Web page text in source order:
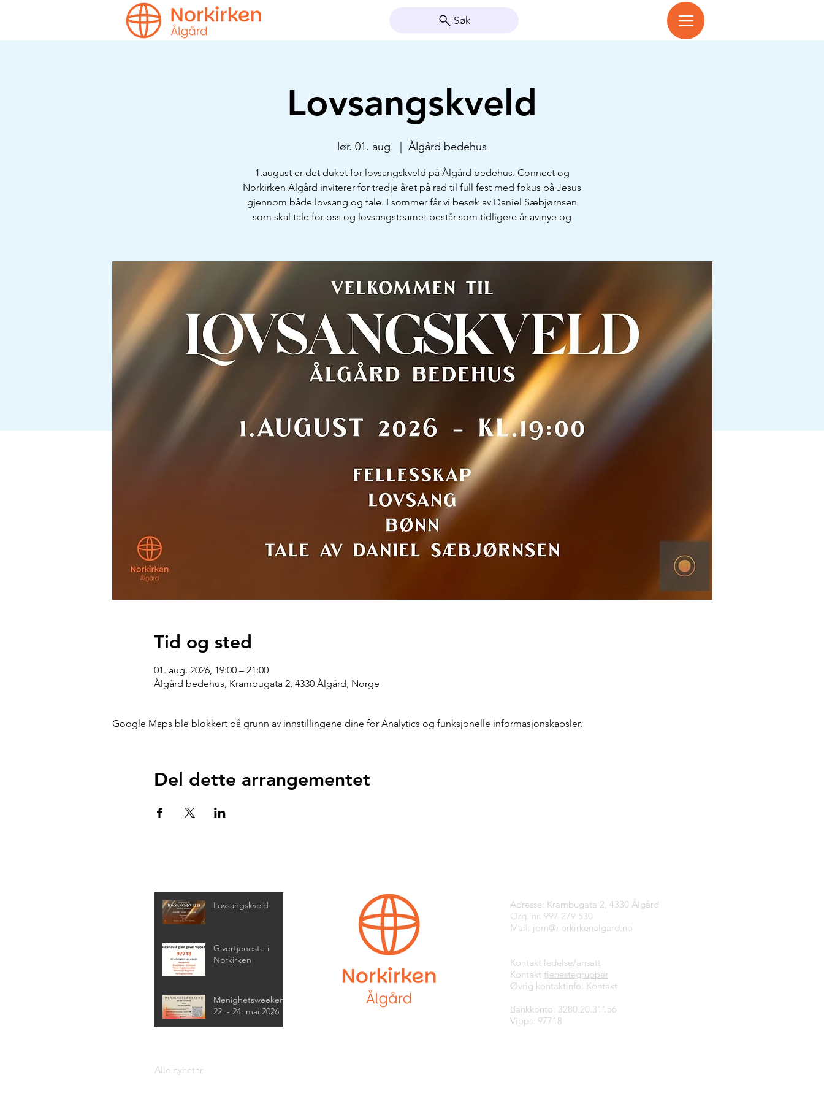
Søk
Lovsangskveld
lør. 01. aug. Ålgård bedehus
1.august er det duket for lovsangskveld på Ålgård bedehus. Connect og
Norkirken Ålgård inviterer for tredje året på rad til full fest med fokus på Jesus
gjennom både lovsang og tale. I sommer får vi besøk av Daniel Sæbjørnsen
som skal tale for oss og lovsangsteamet består som tidligere år av nye og
Tid og sted
01. aug. 2026, 19:00 – 21:00
Ålgård bedehus, Krambugata 2, 4330 Ålgård, Norge
Google Maps ble blokkert på grunn av innstillingene dine for Analytics og funksjonelle informasjonskapsler.
Del dette arrangementet
Lovsangskveld
Givertjeneste i
Norkirken
Menighetsweekend
22. - 24. mai 2026
Adresse: Krambugata 2, 4330 Ålgård
Org. nr. 997 279 530
Mail: jorn@norkirkenalgard.no
Kontakt ledelse/ansatt
Kontakt tjenestegrupper
Øvrig kontaktinfo: Kontakt
Bankkonto: 3280.20.31156
Vipps: 97718
Alle nyheter